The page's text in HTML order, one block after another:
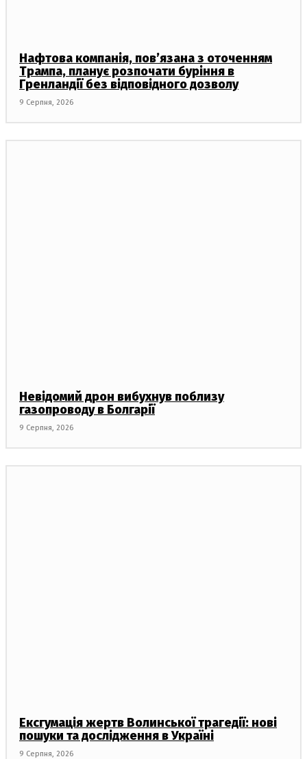
Нафтова компанія, пов’язана з оточенням
Трампа, планує розпочати буріння в
Гренландії без відповідного дозволу
9 Серпня, 2026
Невідомий дрон вибухнув поблизу
газопроводу в Болгарії
9 Серпня, 2026
Ексгумація жертв Волинської трагедії: нові
пошуки та дослідження в Україні
9 Серпня, 2026